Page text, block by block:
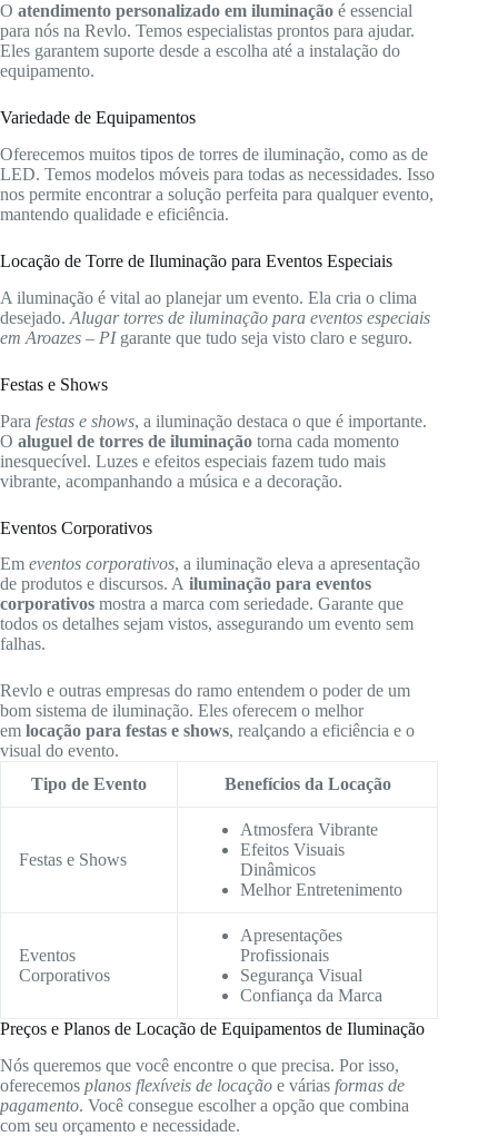
O atendimento personalizado em iluminação é essencial
para nós na Revlo. Temos especialistas prontos para ajudar.
Eles garantem suporte desde a escolha até a instalação do
equipamento.
Variedade de Equipamentos
Oferecemos muitos tipos de torres de iluminação, como as de
LED. Temos modelos móveis para todas as necessidades. Isso
nos permite encontrar a solução perfeita para qualquer evento,
mantendo qualidade e eficiência.
Locação de Torre de Iluminação para Eventos Especiais
A iluminação é vital ao planejar um evento. Ela cria o clima
desejado. Alugar torres de iluminação para eventos especiais
em Aroazes – PIgarante que tudo seja visto claro e seguro.
Festas e Shows
Para festas e shows, a iluminação destaca o que é importante.
O aluguel de torres de iluminação torna cada momento
inesquecível. Luzes e efeitos especiais fazem tudo mais
vibrante, acompanhando a música e a decoração.
Eventos Corporativos
Em eventos corporativos, a iluminação eleva a apresentação
de produtos e discursos. A iluminação para eventos
corporativos mostra a marca com seriedade. Garante que
todos os detalhes sejam vistos, assegurando um evento sem
falhas.
Revlo e outras empresas do ramo entendem o poder de um
bom sistema de iluminação. Eles oferecem o melhor
em locação para festas e shows, realçando a eficiência e o
visual do evento.
Tipo de Evento
Benefícios da Locação
Festas e Shows
Atmosfera Vibrante
Efeitos Visuais
Dinâmicos
Melhor Entretenimento
Eventos
Corporativos
Apresentações
Profissionais
Segurança Visual
Confiança da Marca
Preços e Planos de Locação de Equipamentos de Iluminação
Nós queremos que você encontre o que precisa. Por isso,
oferecemos planos flexíveis de locação e várias formas de
pagamento. Você consegue escolher a opção que combina
com seu orçamento e necessidade.